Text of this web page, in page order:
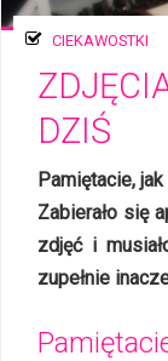
CIEKAWOSTKI
DZIŚ
Pamiętacie,
Zabierało się
zdjęć i
zupełnie